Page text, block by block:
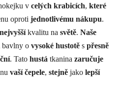
v celých krabicích, které
oproti jednotlivému nákupu.
kvalitu na světě. Naše
bavlny o vysoké hustotě s přesně
. Tato hustá tkanina zaručuje
vaší čepele, stejně jako lepší